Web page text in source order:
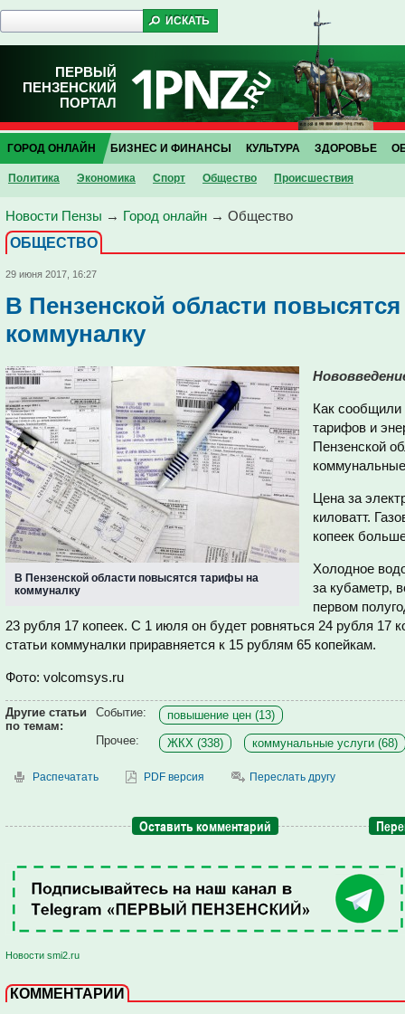
ПЕРВЫЙ
ПЕНЗЕНСКИЙ
ПОРТАЛ
ГОРОД ОНЛАЙН
Политика Экономика Спорт Общество Проиcшествия
БИЗНЕС И ФИНАНСЫ КУЛЬТУРА ЗДОРОВЬЕ
Новости Пензы → Город онлайн → Общество
ОБЩЕСТВО
29 июня 2017, 16:27
В Пензенской области
коммуналку
В Пензенской области повысятся тарифы на
коммуналку
Как сообщили
тарифов и
Пензенской
Цена за
киловатт.
копеек
Холодное
за кубаметр,
первом
23 рубля 17 копеек. С 1 июля он будет ровняться 24 рубля 17
статьи коммуналки приравняется к 15 рублям 65 копейкам.
Фото: volcomsys.ru
Другие статьи
по темам:
Событие:
повышение цен (13)
Прочее:
ЖКХ (338) коммунальные услуги (68)
Распечатать PDF версия Переслать другу
Оставить комментарий
Новости smi2.ru
КОММЕНТАРИИ